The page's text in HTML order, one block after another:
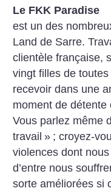
Le FKK Paradise
est un des
Land de Sarre.
clientèle française,
vingt filles de
recevoir dans une
moment de
Vous parlez même
travail » ; croyez-
violences dont
d’entre nous
sorte améliorées si